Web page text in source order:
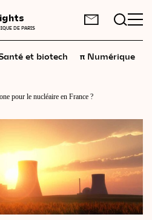
DE PARIS
et biotech π Numérique
pour le nucléaire en France ?